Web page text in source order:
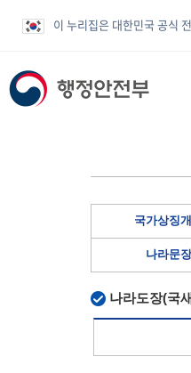
이 누리집은 대한민국 공식
국가상징
나라문
나라도장(국